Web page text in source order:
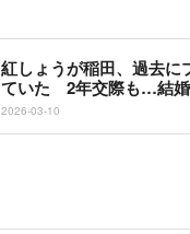
紅しょうが稲田、過去に
ていた 2年交際も…結婚
2026-03-10